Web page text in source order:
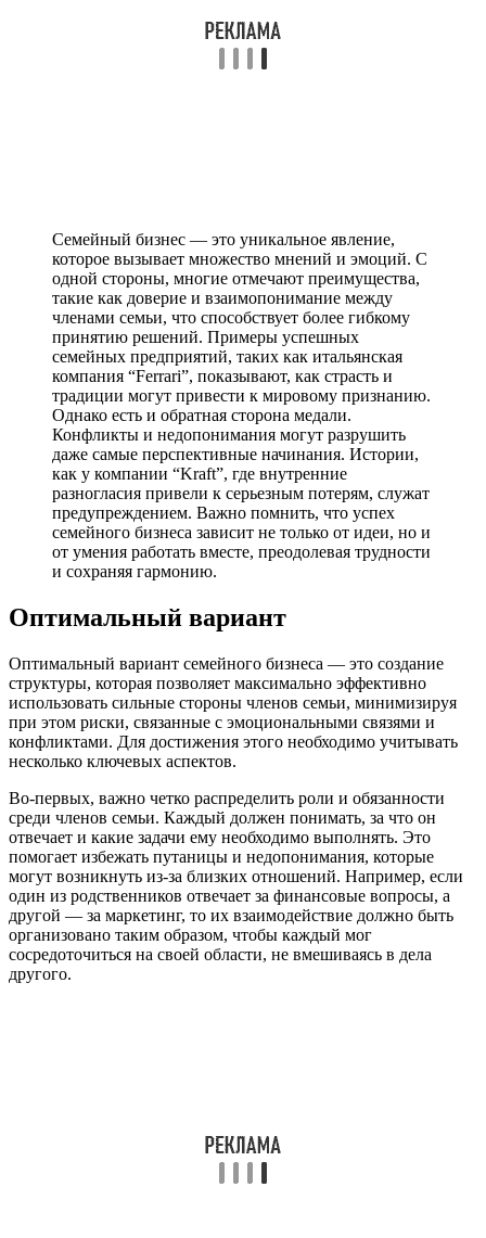
Семейный бизнес — это уникальное явление,
которое вызывает множество мнений и эмоций. С
одной стороны, многие отмечают преимущества,
такие как доверие и взаимопонимание между
членами семьи, что способствует более гибкому
принятию решений. Примеры успешных
семейных предприятий, таких как итальянская
компания “Ferrari”, показывают, как страсть и
традиции могут привести к мировому признанию.
Однако есть и обратная сторона медали.
Конфликты и недопонимания могут разрушить
даже самые перспективные начинания. Истории,
как у компании “Kraft”, где внутренние
разногласия привели к серьезным потерям, служат
предупреждением. Важно помнить, что успех
семейного бизнеса зависит не только от идеи, но и
от умения работать вместе, преодолевая трудности
и сохраняя гармонию.
Оптимальный вариант
Оптимальный вариант семейного бизнеса — это создание
структуры, которая позволяет максимально эффективно
использовать сильные стороны членов семьи, минимизируя
при этом риски, связанные с эмоциональными связями и
конфликтами. Для достижения этого необходимо учитывать
несколько ключевых аспектов.
Во-первых, важно четко распределить роли и обязанности
среди членов семьи. Каждый должен понимать, за что он
отвечает и какие задачи ему необходимо выполнять. Это
помогает избежать путаницы и недопонимания, которые
могут возникнуть из-за близких отношений. Например, если
один из родственников отвечает за финансовые вопросы, а
другой — за маркетинг, то их взаимодействие должно быть
организовано таким образом, чтобы каждый мог
сосредоточиться на своей области, не вмешиваясь в дела
другого.